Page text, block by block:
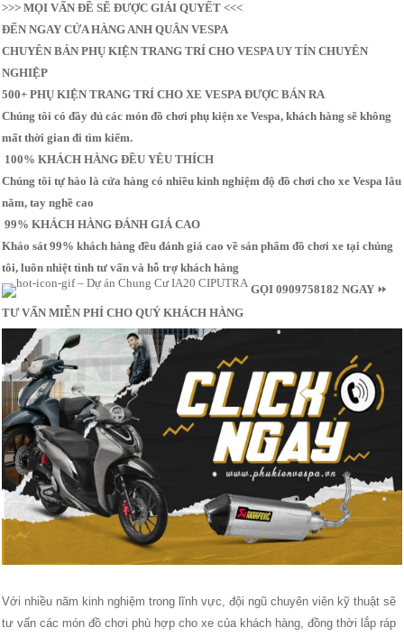
>>> MỌI VẤN ĐỀ SẼ ĐƯỢC GIẢI QUYẾT <<<
ĐẾN NGAY CỬA HÀNG ANH QUÂN VESPA
CHUYÊN BÁN PHỤ KIỆN TRANG TRÍ CHO VESPA UY TÍN CHUYÊN
NGHIỆP
500+ PHỤ KIỆN TRANG TRÍ CHO XE VESPA ĐƯỢC BÁN RA
Chúng tôi có đầy đủ các món đồ chơi phụ kiện xe Vespa, khách hàng sẽ không
mất thời gian đi tìm kiếm.
100% KHÁCH HÀNG ĐỀU YÊU THÍCH
Chúng tôi tự hào là cửa hàng có nhiều kinh nghiệm độ đồ chơi cho xe Vespa lâu
năm, tay nghề cao
99% KHÁCH HÀNG ĐÁNH GIÁ CAO
Khảo sát 99% khách hàng đều đánh giá cao về sản phẩm đồ chơi xe tại chúng
tôi, luôn nhiệt tình tư vấn và hỗ trợ khách hàng
GỌI 0909758182 NGAY ⏩
TƯ VẤN MIỄN PHÍ CHO QUÝ KHÁCH HÀNG
Với nhiều năm kinh nghiệm trong lĩnh vực, đội ngũ chuyên viên kỹ thuật sẽ
tư vấn các món đồ chơi phù hợp cho xe của khách hàng, đồng thời lắp ráp